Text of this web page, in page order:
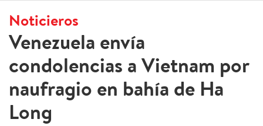
Noticieros
Venezuela envía
condolencias a Vietnam por
naufragio en bahía de Ha
Long